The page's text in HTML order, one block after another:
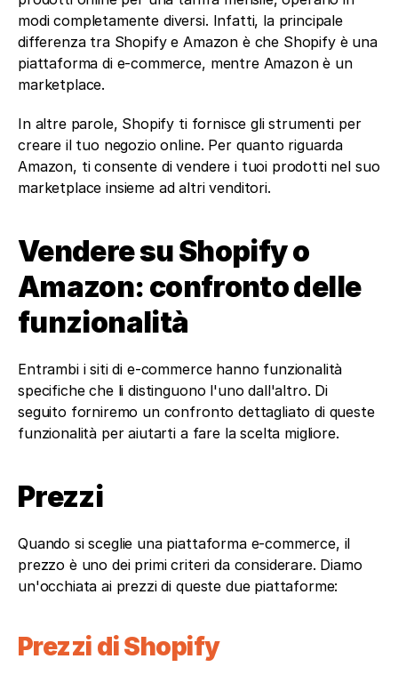
modi completamente diversi. Infatti, la principale
differenza tra Shopify e Amazon è che Shopify è una
piattaforma di e-commerce, mentre Amazon è un
marketplace.
In altre parole, Shopify ti fornisce gli strumenti per
creare il tuo negozio online. Per quanto riguarda
Amazon, ti consente di vendere i tuoi prodotti nel suo
marketplace insieme ad altri venditori.
Vendere su Shopify o
Amazon: confronto delle
funzionalità
Entrambi i siti di e-commerce hanno funzionalità
specifiche che li distinguono l'uno dall'altro. Di
seguito forniremo un confronto dettagliato di queste
funzionalità per aiutarti a fare la scelta migliore.
Prezzi
Quando si sceglie una piattaforma e-commerce, il
prezzo è uno dei primi criteri da considerare. Diamo
un'occhiata ai prezzi di queste due piattaforme:
Prezzi di Shopify